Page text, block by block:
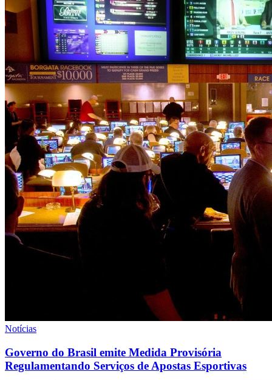
Notícias
Governo do Brasil emite Medida Provisória
Regulamentando Serviços de Apostas Esportivas